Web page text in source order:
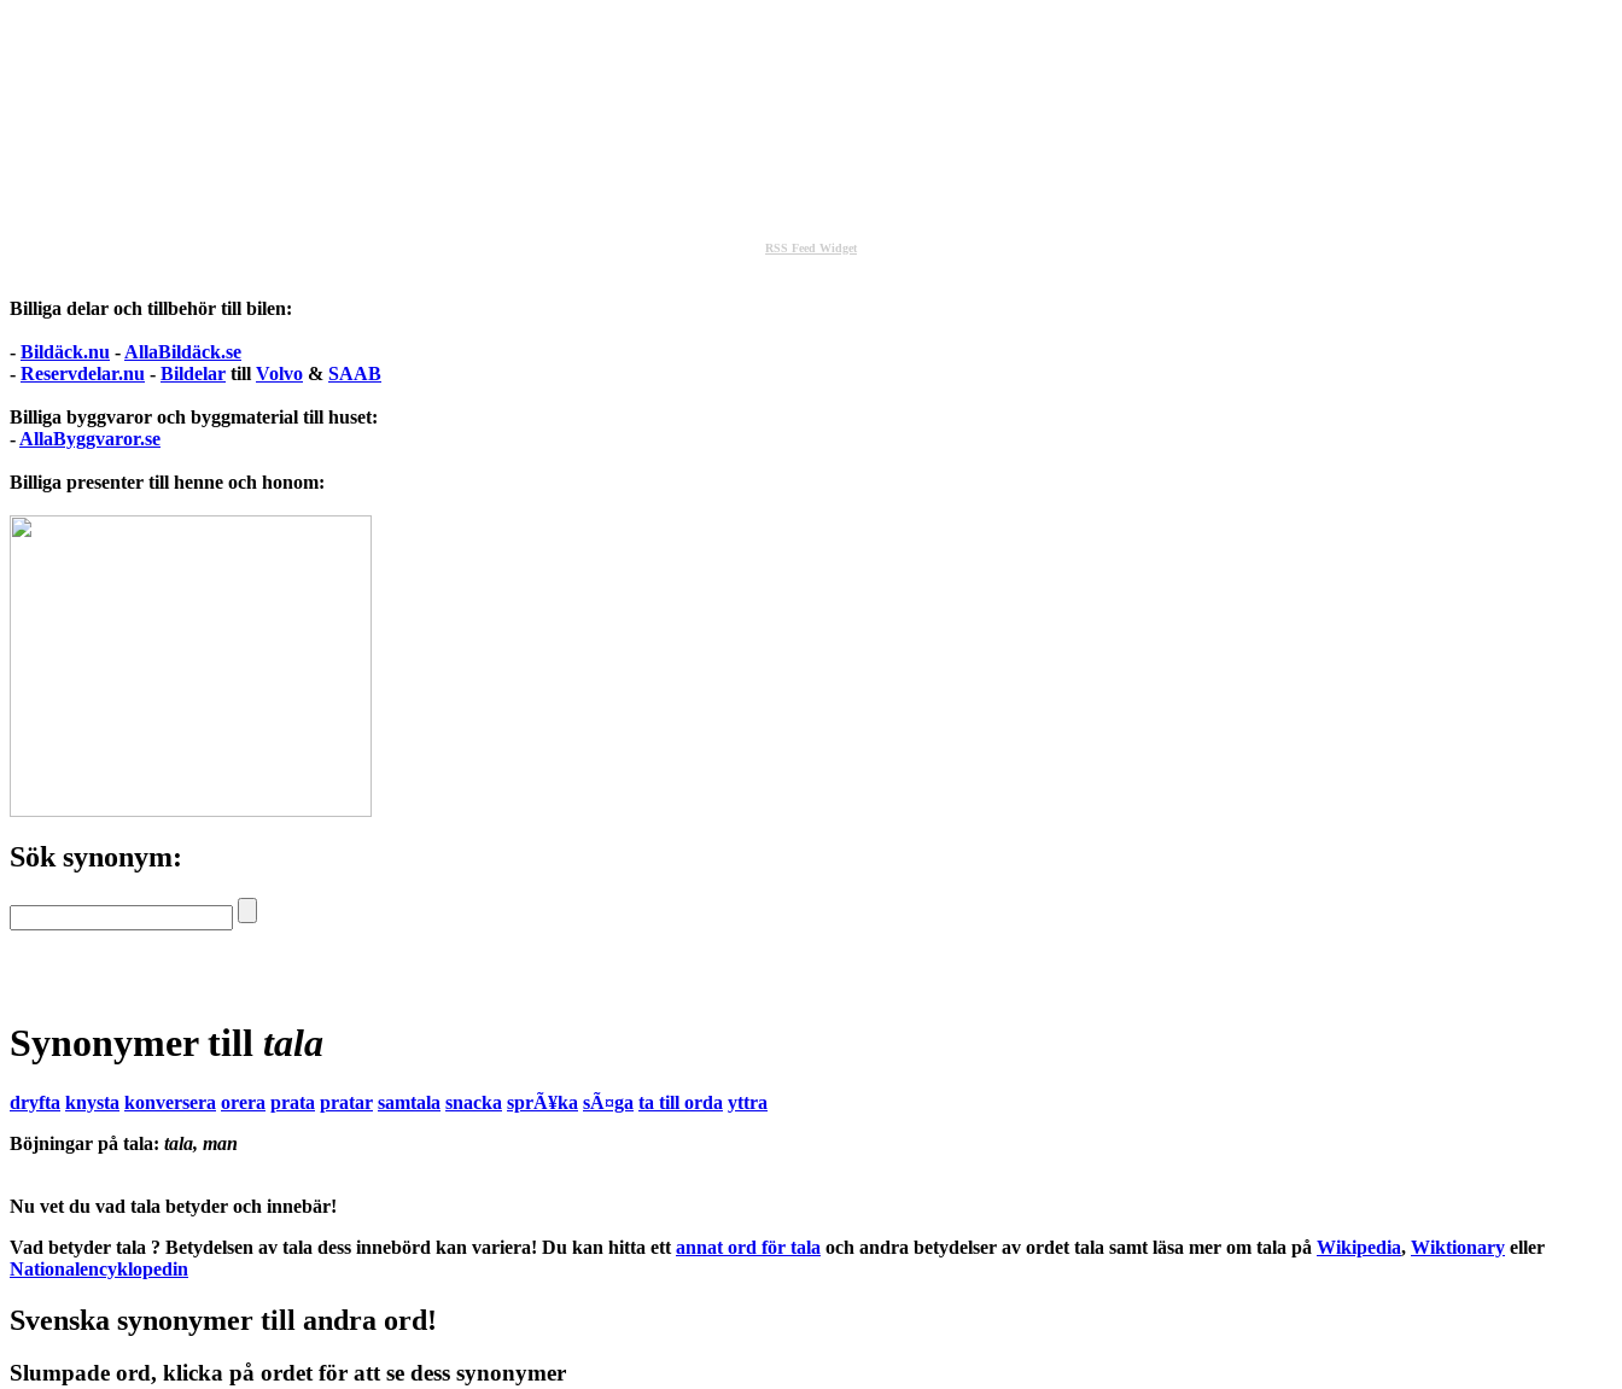
RSS Feed Widget
Billiga delar och tillbehör till bilen:
- Bildäck.nu - AllaBildäck.se
- Reservdelar.nu - Bildelar till Volvo & SAAB
Billiga byggvaror och byggmaterial till huset:
- AllaByggvaror.se
Billiga presenter till henne och honom:
Sök synonym:
Synonymer till tala
dryfta knysta konversera orera prata pratar samtala snacka sprÃ¥ka sÃ¤ga ta till orda yttra
Böjningar på tala: tala, man
Nu vet du vad tala betyder och innebär!
Vad betyder tala ? Betydelsen av tala dess innebörd kan variera! Du kan hitta ett annat ord för tala och andra betydelser av ordet tala samt läsa mer om tala på Wikipedia, Wiktionary eller
Nationalencyklopedin
Svenska synonymer till andra ord!
Slumpade ord, klicka på ordet för att se dess synonymer